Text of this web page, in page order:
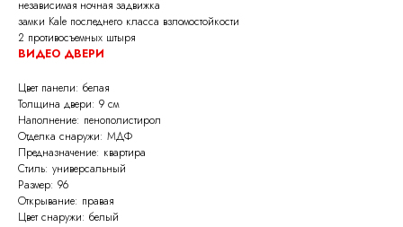
независимая ночная задвижка
замки Kale последнего класса взломостойкости
2 противосъемных штыря
ВИДЕО ДВЕРИ
Цвет панели: белая
Толщина двери: 9 см
Наполнение: пенополистирол
Отделка снаружи: МДФ
Предназначение: квартира
Стиль: универсальный
Размер: 96
Открывание: правая
Цвет снаружи: белый